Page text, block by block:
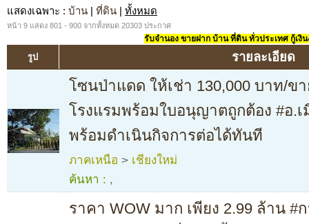
แสดงเฉพาะ : บ้าน | ที่ดิน | ทั้งหมด
หน้า 9 แสดง 801 - 900 จากทั้งหมด 20303 ประกาศ
รับจำนอง ขายฝาก บ้าน ที่ดิน ทั่วประเทศ กู้เงิ
รูป รายละเอียด
โซนป่าแดด ให้เช่า 130,000 บาท/ข
โรงแรมพร้อมใบอนุญาตถูกต้อง #อ.เ
พร้อมดำเนินกิจการต่อได้ทันที
ภาคเหนือ > เชียงใหม่
ค้นหา : ,
ราคา WOW มาก เพียง 2.99 ล้าน